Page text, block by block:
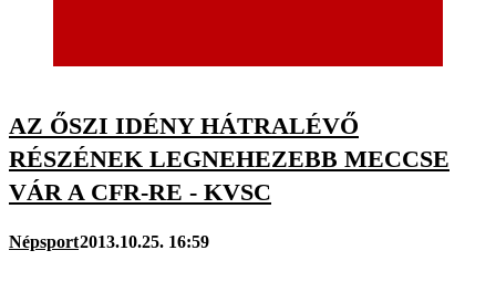
AZ ŐSZI IDÉNY HÁTRALÉVŐ
RÉSZÉNEK LEGNEHEZEBB MECCSE
VÁR A CFR-RE - KVSC
Népsport2013.10.25. 16:59